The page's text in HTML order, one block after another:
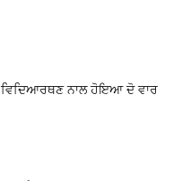
ਵਿਦਿਆਰਥਣ ਨਾਲ ਹੋਇਆ ਦੋ ਵਾਰ